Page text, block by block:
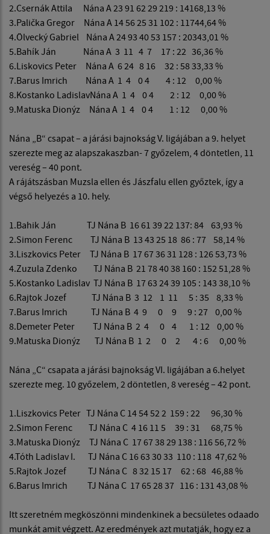
2.Csernák Attila Nána A 23 91 62 29 219 : 14168,13 %
3.Palička Gregor Nána A 14 56 25 31 102 : 11744,64 %
4.Ölvecký Gabriel Nána A 24 93 40 53 157 : 20343,01 %
5.Bahík Ján Nána A 3 11 4 7 17 : 22 36,36 %
6.Liskovics Peter Nána A 6 24 8 16 32 : 58 33,33 %
7.Barus Imrich Nána A 1 4 0 4 4 : 12 0,00 %
8.Kostanko LadislavNána A 1 4 0 4 2 : 12 0,00 %
9.Matuska Dionýz Nána A 1 4 0 4 1 : 12 0,00 %
Nána „B“ csapat – a járási bajnokság V. ligájában a 9. helyet
szerezte meg az alapszakaszban- 7 győzelem, 4 döntetlen, 11
vereség – 40 pont.
A rájátszásban Muzsla ellen és Jászfalu ellen győztek, így a
végső helyezés a 10. hely.
1.Bahik Ján TJ Nána B 16 61 39 22 137: 84 63,93 %
2.Simon Ferenc TJ Nána B 13 43 25 18 86 : 77 58,14 %
3.Liszkovics Peter TJ Nána B 17 67 36 31 128 : 126 53,73 %
4.Zuzula Zdenko TJ Nána B 21 78 40 38 160 : 152 51,28 %
5.Kostanko Ladislav TJ Nána B 17 63 24 39 105 : 143 38,10 %
6.Rajtok Jozef TJ Nána B 3 12 1 11 5 : 35 8,33 %
7.Barus Imrich TJ Nána B 4 9 0 9 9 : 27 0,00 %
8.Demeter Peter TJ Nána B 2 4 0 4 1 : 12 0,00 %
9.Matuska Dionýz TJ Nána B 1 2 0 2 4 : 6 0,00 %
Nána „C“ csapata a járási bajnokság VI. ligájában a 6.helyet
szerezte meg. 10 győzelem, 2 döntetlen, 8 vereség – 42 pont.
1.Liszkovics Peter TJ Nána C 14 54 52 2 159 : 22 96,30 %
2.Simon Ferenc TJ Nána C 4 16 11 5 39 : 31 68,75 %
3.Matuska Dionýz TJ Nána C 17 67 38 29 138 : 116 56,72 %
4.Tóth Ladislav I. TJ Nána C 16 63 30 33 110 : 118 47,62 %
5.Rajtok Jozef TJ Nána C 8 32 15 17 62 : 68 46,88 %
6.Barus Imrich TJ Nána C 17 65 28 37 116 : 131 43,08 %
Itt szeretném megköszönni mindenkinek a becsületes odaado
munkát amit végzett. Az eredmények azt mutatják, hogy ez a